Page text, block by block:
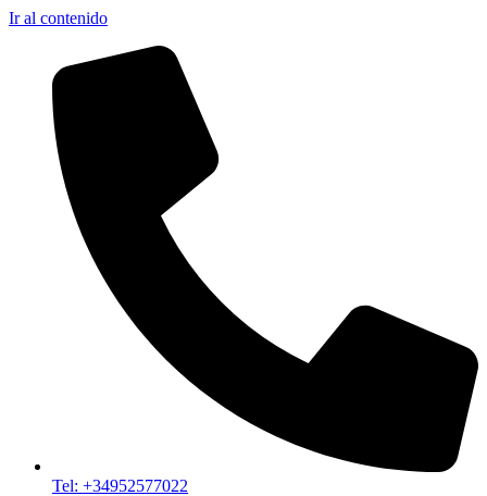
Ir al contenido
Tel: +34952577022